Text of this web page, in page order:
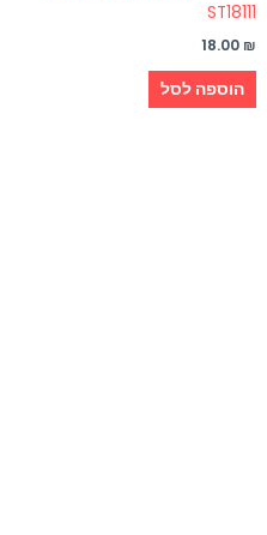
ST18111
18.00 ₪
הוספה לסל